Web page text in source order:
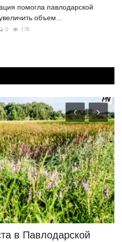
помогла павлодарской
объем...
0 178
в Павлодарской